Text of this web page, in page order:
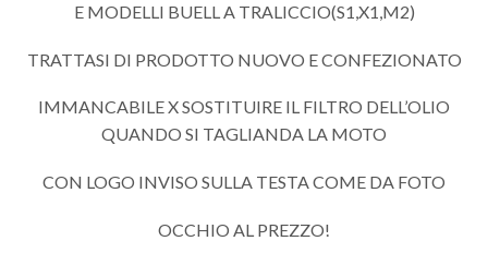
E MODELLI BUELL A TRALICCIO(S1,X1,M2)
TRATTASI DI PRODOTTO NUOVO E CONFEZIONATO
IMMANCABILE X SOSTITUIRE IL FILTRO DELL’OLIO
QUANDO SI TAGLIANDA LA MOTO
CON LOGO INVISO SULLA TESTA COME DA FOTO
OCCHIO AL PREZZO!